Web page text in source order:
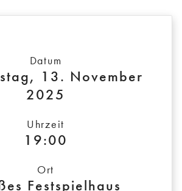
Datum
13. November
2025
Uhrzeit
19:00
Ort
Festspielhaus